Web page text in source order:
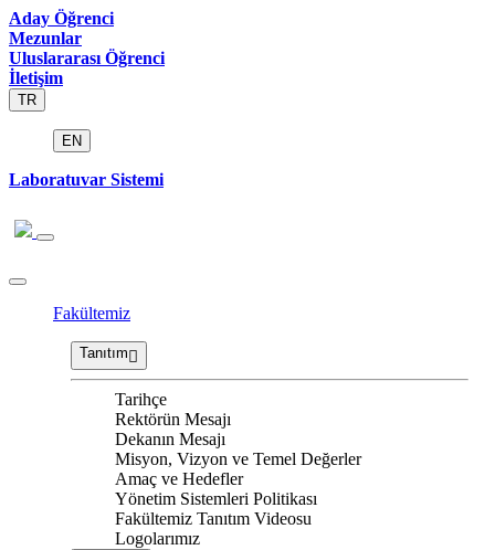
Aday Öğrenci
Mezunlar
Uluslararası Öğrenci
İletişim
TR
EN
Laboratuvar Sistemi
Fakültemiz
Tanıtım
Tarihçe
Rektörün Mesajı
Dekanın Mesajı
Misyon, Vizyon ve Temel Değerler
Amaç ve Hedefler
Yönetim Sistemleri Politikası
Fakültemiz Tanıtım Videosu
Logolarımız